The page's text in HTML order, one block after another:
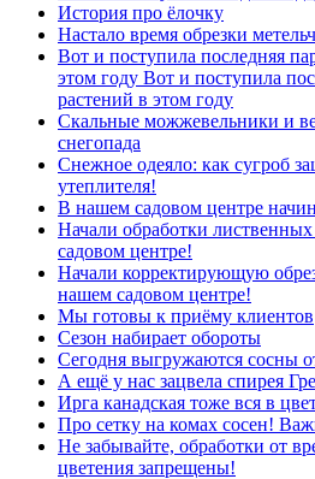
История про ёлочку
Настало время обрезки
Вот и поступила последняя
этом году Вот и поступила
растений в этом году
Скальные можжевельники и
снегопада
Снежное одеяло: как сугроб
утеплителя!
В нашем садовом центре
Начали обработки
садовом центре!
Начали корректирующую
нашем садовом центре!
Мы готовы к приёму клиентов
Сезон набирает обороты
Сегодня выгружаются сосны
А ещё у нас зацвела спирея
Ирга канадская тоже вся в
Про сетку на комах сосен!
Не забывайте, обработки от
цветения запрещены!